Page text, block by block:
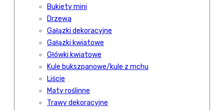
Bukiety mini
Drzewa
Gałązki dekoracyjne
Gałązki kwiatowe
Główki kwiatowe
Kule bukszpanowe/kule z mchu
Liście
Maty roślinne
Trawy dekoracyjne